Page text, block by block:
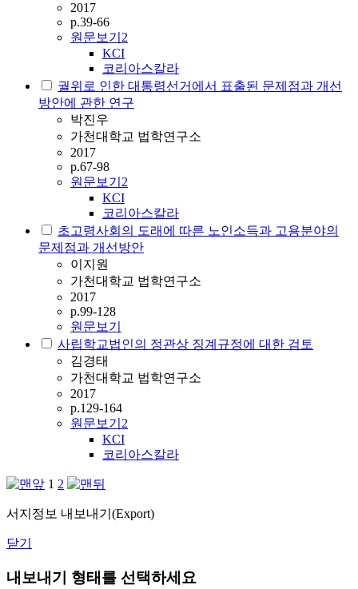
2017
p.39-66
원문보기 2
KCI
코리아스칼라
궐위로 인한 대통령선거에서 표출된 문제점과 개선
방안에 관한 연구
박진우
가천대학교 법학연구소
2017
p.67-98
원문보기 2
KCI
코리아스칼라
초고령사회의 도래에 따른 노인소득과 고용분야의
문제점과 개선방안
이지원
가천대학교 법학연구소
2017
p.99-128
원문보기
사립학교법인의 정관상 징계규정에 대한 검토
김경태
가천대학교 법학연구소
2017
p.129-164
원문보기 2
KCI
코리아스칼라
1 2
서지정보 내보내기(Export)
닫기
내보내기 형태를 선택하세요